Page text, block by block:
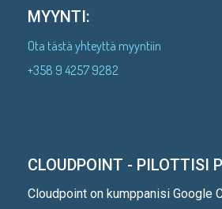
MYYNTI:
Ota tästä yhteyttä myyntiin
+358 9 4257 9282
CLOUDPOINT - PILOTTISI
Cloudpoint on kumppanisi Google